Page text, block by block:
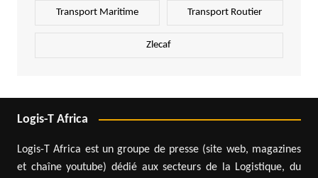
Transport Maritime Transport Routier
Zlecaf
Logis-T Africa
Logis-T Africa est un groupe de presse (site web, magazines
et chaîne youtube) dédié aux secteurs de la Logistique, du